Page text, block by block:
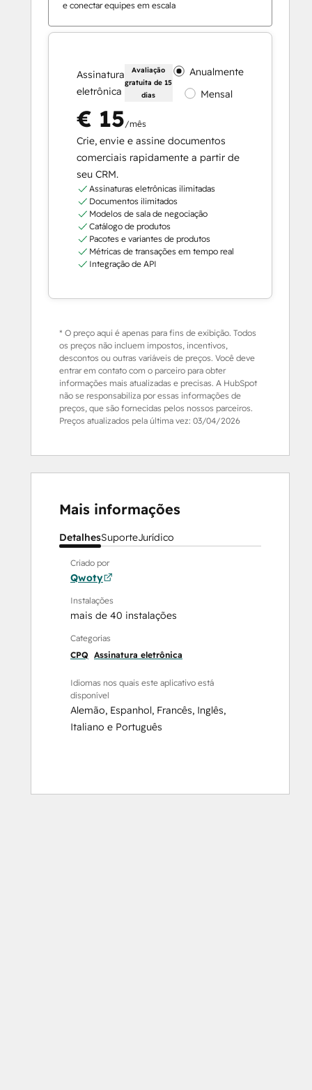
e conectar equipes em escala
Assinatura
eletrônica
Avaliação
gratuita de 15
dias
Anualmente
Mensal
€ 15/mês
Crie, envie e assine documentos
comerciais rapidamente a partir de
seu CRM.
Assinaturas eletrônicas ilimitadas
Documentos ilimitados
Modelos de sala de negociação
Catálogo de produtos
Pacotes e variantes de produtos
Métricas de transações em tempo real
Integração de API
* O preço aqui é apenas para fins de exibição. Todos
os preços não incluem impostos, incentivos,
descontos ou outras variáveis de preços. Você deve
entrar em contato com o parceiro para obter
informações mais atualizadas e precisas. A HubSpot
não se responsabiliza por essas informações de
preços, que são fornecidas pelos nossos parceiros.
Preços atualizados pela última vez: 03/04/2026
Mais informações
DetalhesSuporteJurídico
Criado por
Qwoty
Instalações
mais de 40 instalações
Categorias
CPQ Assinatura eletrônica
Idiomas nos quais este aplicativo está
disponível
Alemão, Espanhol, Francês, Inglês,
Italiano e Português